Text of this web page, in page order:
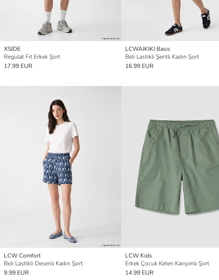
XSIDE
Regulat Fit Erkek Şort
17.99 EUR
LCWAIKIKI Basic
Beli Lastikli Şeritli Kadın Şort
16.99 EUR
LCW Comfort
Beli Lastikli Desenli Kadın Şort
9.99 EUR
LCW Kids
Erkek Çocuk Keten Karışımlı Şort
14.99 EUR